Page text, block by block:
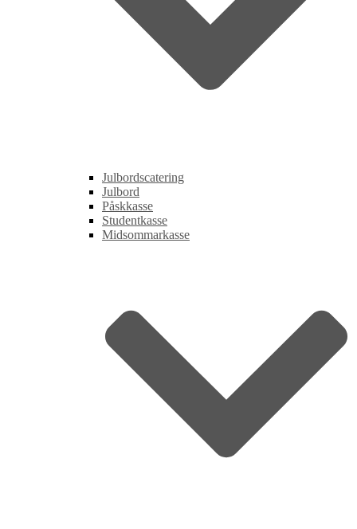
Julbordscatering
Julbord
Påskkasse
Studentkasse
Midsommarkasse